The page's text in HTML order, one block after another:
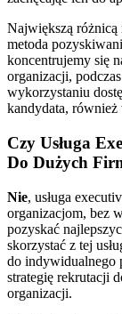
Największą różnicą
metoda
koncentrujemy się
organizacji,
wykorzystaniu
kandydata,
Czy Usługa
Do Dużych
Nie, usługa
organizacjom, bez
pozyskać
skorzystać z tej
do indywidualnego
strategię rekrutacji
organizacji.